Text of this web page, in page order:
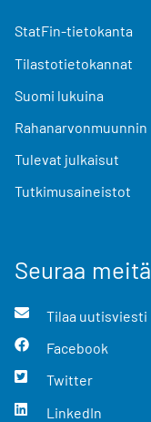
StatFin-tietokanta
Tilastotietokannat
Suomi lukuina
Rahanarvonmuunnin
Tulevat julkaisut
Tutkimusaineistot
Seuraa meitä
Tilaa uutisviesti
Facebook
Twitter
LinkedIn